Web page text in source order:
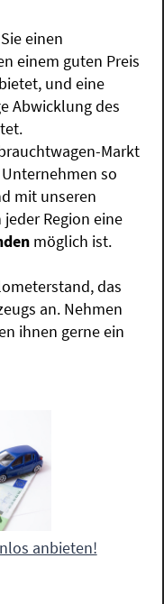
einen
einem guten Preis
und eine
Abwicklung des
Markt
so
mit unseren
Region eine
möglich ist.
das
an. Nehmen
ihnen gerne ein
anbieten!